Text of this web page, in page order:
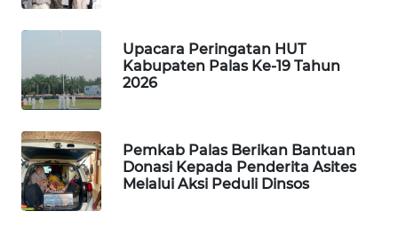
Upacara Peringatan HUT
Kabupaten Palas Ke-19 Tahun
2026
Pemkab Palas Berikan Bantuan
Donasi Kepada Penderita Asites
Melalui Aksi Peduli Dinsos
FORWAMKI
ALPERKLINAS
TAMBANG
NEWS